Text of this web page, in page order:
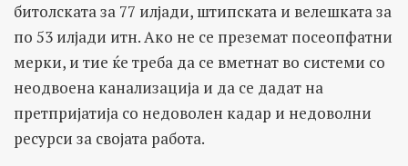
битолската за 77 илјади, штипската и велешката за
по 53 илјади итн. Ако не се преземат посеопфатни
мерки, и тие ќе треба да се вметнат во системи со
неодвоена канализација и да се дадат на
претпријатија со недоволен кадар и недоволни
ресурси за својата работа.